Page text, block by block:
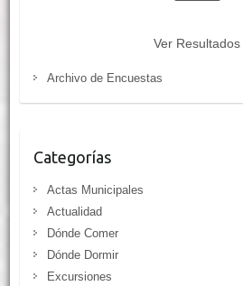
Ver Resultados
Archivo de Encuestas
Categorías
Actas Municipales
Actualidad
Dónde Comer
Dónde Dormir
Excursiones